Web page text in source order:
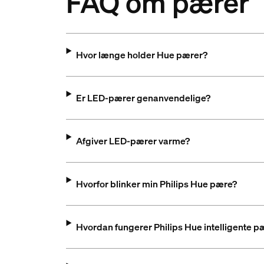
Hvor længe holder Hue pærer?
Er LED-pærer genanvendelige?
Afgiver LED-pærer varme?
Hvorfor blinker min Philips Hue pære?
Hvordan fungerer Philips Hue intelligente